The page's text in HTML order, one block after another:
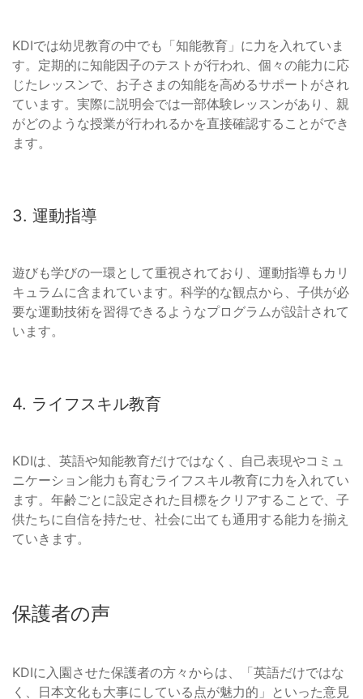
KDIでは幼児教育の中でも「知能教育」に力を入れていま
す。定期的に知能因子のテストが行われ、個々の能力に応
じたレッスンで、お子さまの知能を高めるサポートがされ
ています。実際に説明会では一部体験レッスンがあり、親
がどのような授業が行われるかを直接確認することができ
ます。
3. 運動指導
遊びも学びの一環として重視されており、運動指導もカリ
キュラムに含まれています。科学的な観点から、子供が必
要な運動技術を習得できるようなプログラムが設計されて
います。
4. ライフスキル教育
KDIは、英語や知能教育だけではなく、自己表現やコミュ
ニケーション能力も育むライフスキル教育に力を入れてい
ます。年齢ごとに設定された目標をクリアすることで、子
供たちに自信を持たせ、社会に出ても通用する能力を揃え
ていきます。
保護者の声
KDIに入園させた保護者の方々からは、「英語だけではな
く、日本文化も大事にしている点が魅力的」といった意見